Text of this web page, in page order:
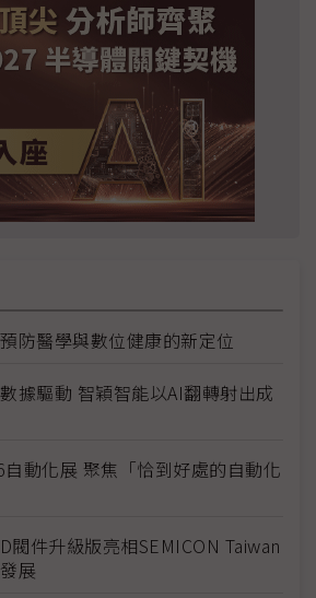
防醫學與數位健康的新定位
據驅動 智穎智能以AI翻轉射出成
動化展 聚焦「恰到好處的自動化
閥件升級版亮相SEMICON Taiwan
展